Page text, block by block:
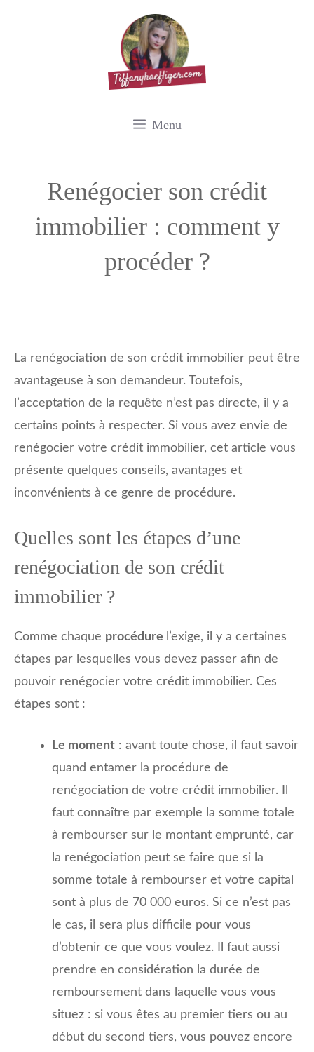
Menu
Renégocier son crédit
immobilier : comment y
procéder ?
La renégociation de son crédit immobilier peut être
avantageuse à son demandeur. Toutefois,
l’acceptation de la requête n’est pas directe, il y a
certains points à respecter. Si vous avez envie de
renégocier votre crédit immobilier, cet article vous
présente quelques conseils, avantages et
inconvénients à ce genre de procédure.
Quelles sont les étapes d’une
renégociation de son crédit
immobilier ?
Comme chaque procédure l’exige, il y a certaines
étapes par lesquelles vous devez passer afin de
pouvoir renégocier votre crédit immobilier. Ces
étapes sont :
Le moment : avant toute chose, il faut savoir
quand entamer la procédure de
renégociation de votre crédit immobilier. Il
faut connaître par exemple la somme totale
à rembourser sur le montant emprunté, car
la renégociation peut se faire que si la
somme totale à rembourser et votre capital
sont à plus de 70 000 euros. Si ce n’est pas
le cas, il sera plus difficile pour vous
d’obtenir ce que vous voulez. Il faut aussi
prendre en considération la durée de
remboursement dans laquelle vous vous
situez : si vous êtes au premier tiers ou au
début du second tiers, vous pouvez encore